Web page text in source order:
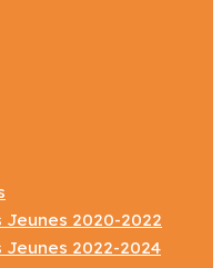
Jeunes 2020-2022
Jeunes 2022-2024